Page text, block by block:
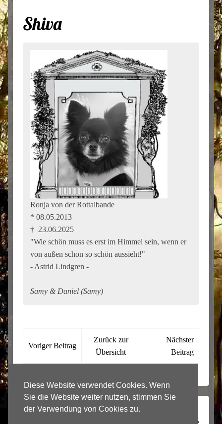
Diese Website verwendet Cookies. Wenn
Sie die Website weiter nutzen, stimmen Sie
der Verwendung von Cookies zu.
Shiva
Ronja von der Rottalbande
* 08.05.2013
† 23.06.2025
"Wie schön muss es erst im Himmel sein, wenn er
von außen schon so schön aussieht!"
- Astrid Lindgren -
Samy & Daniel (Samy)
Voriger Beitrag
Zurück zur
Übersicht
Nächster
Beitrag
Copyright 2022-2026, HundeRegenbogenland